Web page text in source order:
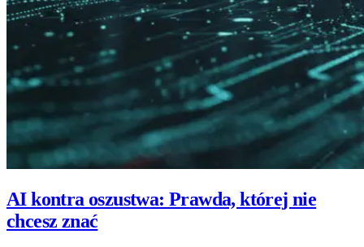
AI kontra oszustwa: Prawda, której nie
chcesz znać